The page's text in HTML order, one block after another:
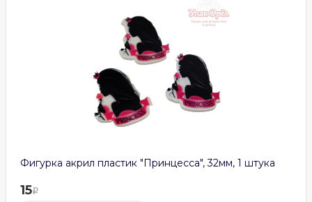
Фигурка акрил пластик "Принцесса", 32мм, 1 штука
15